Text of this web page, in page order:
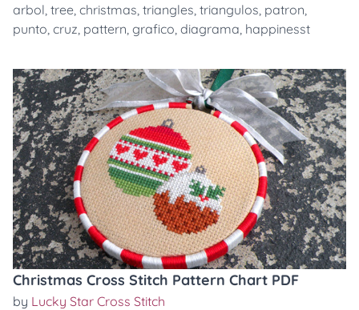
arbol, tree, christmas, triangles, triangulos, patron,
punto, cruz, pattern, grafico, diagrama, happinesst
Christmas Cross Stitch Pattern Chart PDF
by Lucky Star Cross Stitch